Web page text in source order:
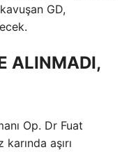
GD,
ALINMADI,
Op. Dr Fuat
aşırı